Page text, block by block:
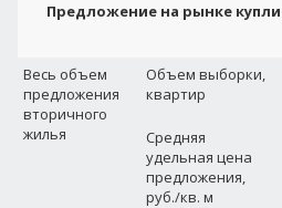
Предложение на рынке
Весь объем
предложения
вторичного
жилья
Объем выборки,
квартир
Средняя
удельная цена
предложения,
руб./кв. м